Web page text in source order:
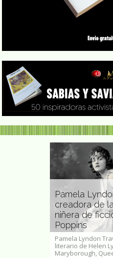
Pamela
creadora de
niñera de
Poppins
Pamela Lyndon
literario de Helen
Maryborough,